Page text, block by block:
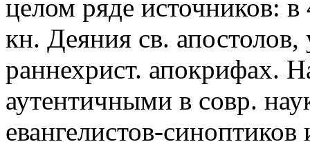
целом ряде источников:
кн. Деяния св.
раннехрист. апокрифах.
аутентичными в совр.
евангелистов-